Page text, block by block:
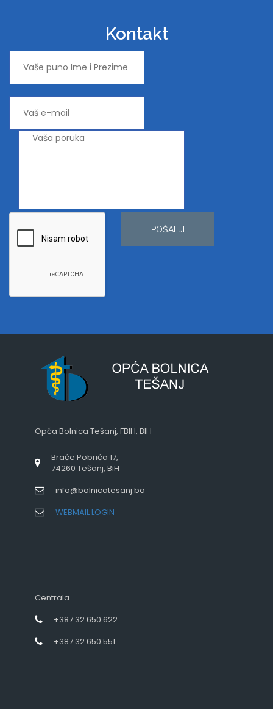
Kontakt
POŠALJI
Opća Bolnica Tešanj, FBIH, BIH
Braće Pobrića 17,
74260 Tešanj, BiH
info@bolnicatesanj.ba
WEBMAIL LOGIN
Centrala
+387 32 650 622
+387 32 650 551